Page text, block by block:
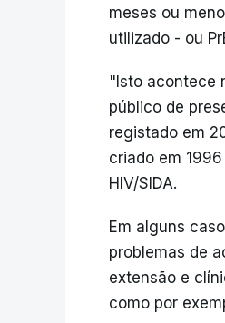
meses ou
utilizado - ou
"Isto acontece
público de
registado em
criado em
HIV/SIDA.
Em alguns
problemas de
extensão e
como por